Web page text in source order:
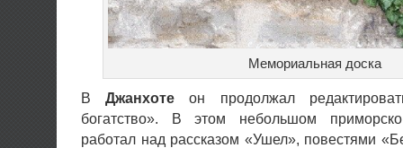
Мемориальная доска
ВДжанхоте он продолжал
богатство». В этом небольшом
работал над рассказом «Ушел», повестями